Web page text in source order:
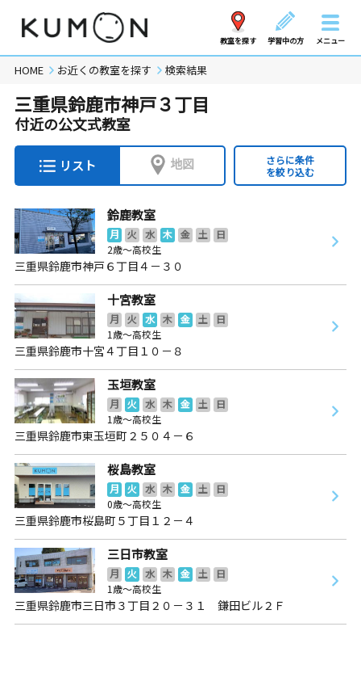
教室を探す 学習中の方 メニュー
HOME お近くの教室を探す 検索結果
三重県鈴鹿市神戸３丁目
付近の公文式教室
リスト 地図
さらに条件
を絞り込む
鈴鹿教室
月 火 水 木 金 土
日
2歳～高校生
三重県鈴鹿市神戸６丁目４－３０
十宮教室
月 火 水 木 金 土
日
1歳～高校生
三重県鈴鹿市十宮４丁目１０－８
玉垣教室
月 火 水 木 金 土
日
1歳～高校生
三重県鈴鹿市東玉垣町２５０４－６
桜島教室
月 火 水 木 金 土
日
0歳～高校生
三重県鈴鹿市桜島町５丁目１２－４
三日市教室
月 火 水 木 金 土
日
1歳～高校生
三重県鈴鹿市三日市３丁目２０－３１ 鎌田ビル２Ｆ